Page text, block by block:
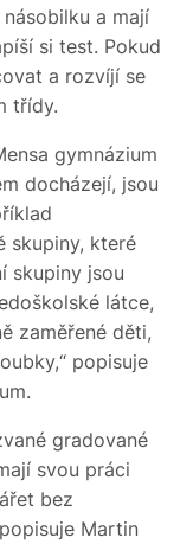
a mají
si test. Pokud
a rozvíjí se
třídy.
gymnázium
docházejí, jsou
skupiny, které
skupiny jsou
látce,
zaměřené děti,
popisuje
gradované
svou práci
bez
Martin